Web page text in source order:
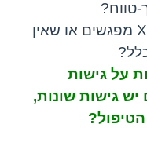
טווח?
האם הוא מכוון מראש ל-X מפגשים או שאין
על גישות
גישות שונות,